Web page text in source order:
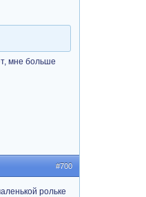
мне больше
#700
рольке